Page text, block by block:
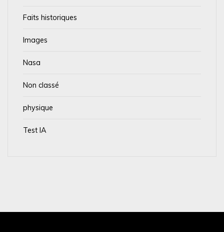
Faits historiques
Images
Nasa
Non classé
physique
Test IA